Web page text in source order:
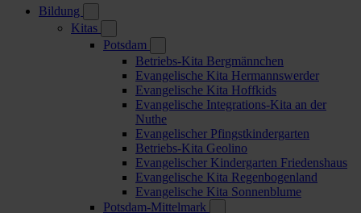
Bildung
Kitas
Potsdam
Betriebs-Kita Bergmännchen
Evangelische Kita Hermannswerder
Evangelische Kita Hoffkids
Evangelische Integrations-Kita an der
Nuthe
Evangelischer Pfingstkindergarten
Betriebs-Kita Geolino
Evangelischer Kindergarten Friedenshaus
Evangelische Kita Regenbogenland
Evangelische Kita Sonnenblume
Potsdam-Mittelmark